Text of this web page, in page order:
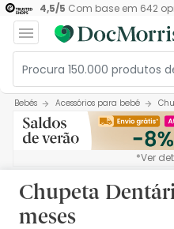
4,5/5 Com base em 642
Bebés Acessórios para bebé
*Ver
Chupeta
meses